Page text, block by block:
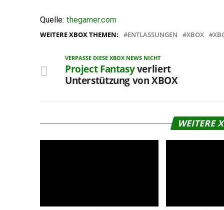
Quelle: thegamer.com
WEITERE XBOX THEMEN: ENTLASSUNGEN XBOX
VERPASSE DIESE XBOX NEWS NICHT
Project Fantasyverliert
Unterstützung von XBOX
WEITERE